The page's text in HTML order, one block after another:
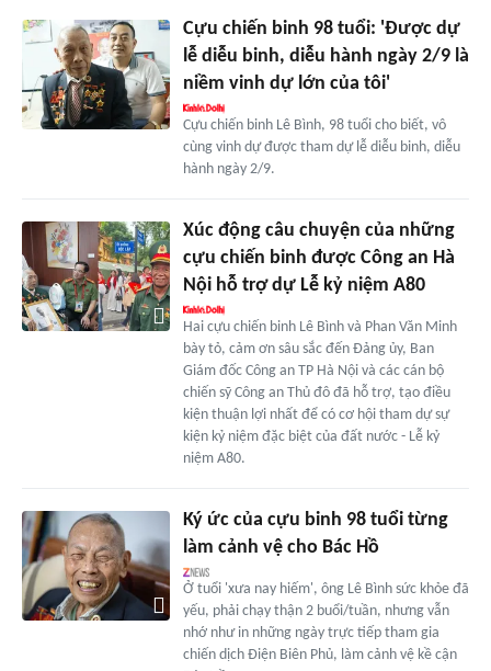
Cựu chiến binh 98 tuổi: 'Được dự
lễ diễu binh, diễu hành ngày 2/9 là
niềm vinh dự lớn của tôi'
Cựu chiến binh Lê Bình, 98 tuổi cho biết, vô
cùng vinh dự được tham dự lễ diễu binh, diễu
hành ngày 2/9.
Xúc động câu chuyện của những
cựu chiến binh được Công an Hà
Nội hỗ trợ dự Lễ kỷ niệm A80
Hai cựu chiến binh Lê Bình và Phan Văn Minh
bày tỏ, cảm ơn sâu sắc đến Đảng ủy, Ban
Giám đốc Công an TP Hà Nội và các cán bộ
chiến sỹ Công an Thủ đô đã hỗ trợ, tạo điều
kiện thuận lợi nhất để có cơ hội tham dự sự
kiện kỷ niệm đặc biệt của đất nước - Lễ kỷ
niệm A80.
Ký ức của cựu binh 98 tuổi từng
làm cảnh vệ cho Bác Hồ
Ở tuổi 'xưa nay hiếm', ông Lê Bình sức khỏe đã
yếu, phải chạy thận 2 buổi/tuần, nhưng vẫn
nhớ như in những ngày trực tiếp tham gia
chiến dịch Điện Biên Phủ, làm cảnh vệ kề cận